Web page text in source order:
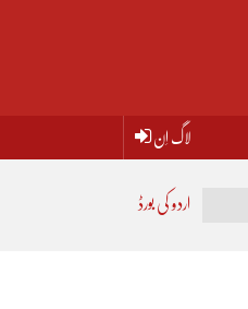
لاگ اِن
اردو کی بورڈ